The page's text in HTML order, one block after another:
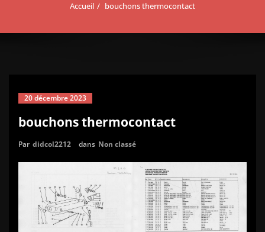
Accueil bouchons thermocontact
20 décembre 2023
bouchons thermocontact
Par didcol2212 dans Non classé